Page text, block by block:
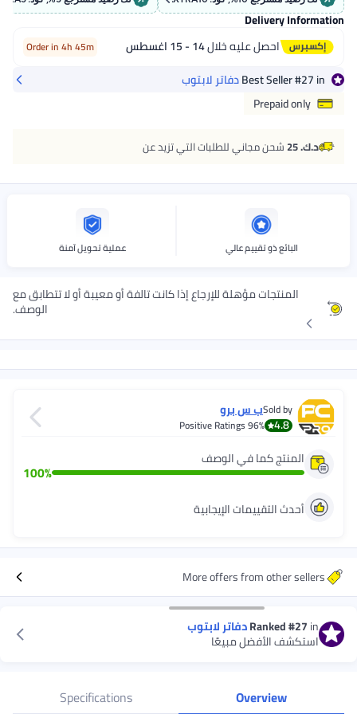
احصل عليه خلال14 - 15 اغسطس Order in 4h 45m
Bestدفاتر لابتوب
شحن مجاني للطلبات التي تزيد عن
ذو تقييم عالي
مؤهلة للإرجاع إذا كانت تالفة أو معيبة أو لا تتطابق مع
Soldب س برو
96%
Positive Ratings
كما في الوصف
100%
التقييمات الإيجابية
More offers from
Rankedدفاتر لابتوب
الأفضل مبيعًا
Specifications